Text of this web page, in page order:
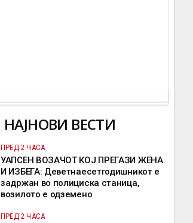
НАЈНОВИ ВЕСТИ
ПРЕД 2 ЧАСА
УАПСЕН ВОЗАЧОТ КОЈ ПРЕГАЗИ ЖЕНА
И ИЗБЕГА: Деветнаесетгодишникот е
задржан во полициска станица,
возилото е одземено
ПРЕД 2 ЧАСА